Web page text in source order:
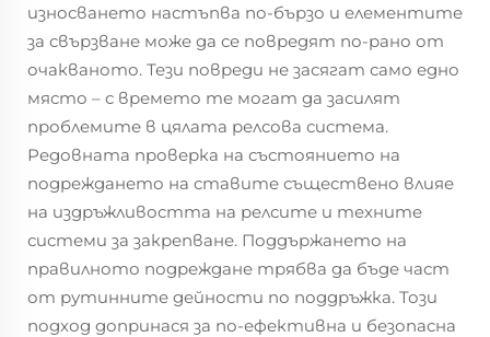
износването настъпва по-бързо и елементите
за свързване може да се повредят по-рано от
очакваното. Тези повреди не засягат само едно
място – с времето те могат да засилят
проблемите в цялата релсова система.
Редовната проверка на състоянието на
подреждането на ставите съществено влияе
на издръжливостта на релсите и техните
системи за закрепване. Поддържането на
правилното подреждане трябва да бъде част
от рутинните дейности по поддръжка. Този
подход допринася за по-ефективна и безопасна